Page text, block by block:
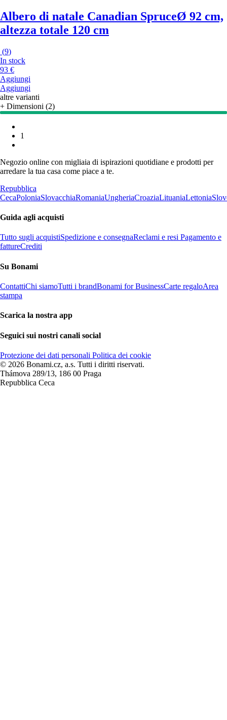
Albero di natale Canadian SpruceØ 92 cm,
altezza totale 120 cm
(9)
In stock
93 €
Aggiungi
Aggiungi
altre varianti
+ Dimensioni (2)
1
Negozio online con migliaia di ispirazioni quotidiane e prodotti per
arredare la tua casa come piace a te.
Repubblica
CecaPoloniaSlovacchiaRomaniaUngheriaCroaziaLituaniaLettonia
Guida agli acquisti
Tutto sugli acquistiSpedizione e consegnaReclami e resi Pagamento e
fattureCrediti
Su Bonami
ContattiChi siamoTutti i brandBonami for BusinessCarte regaloArea
stampa
Scarica la nostra app
Seguici sui nostri canali social
Protezione dei dati personali Politica dei cookie
© 2026 Bonami.cz, a.s. Tutti i diritti riservati.
Thámova 289/13, 186 00 Praga
Repubblica Ceca